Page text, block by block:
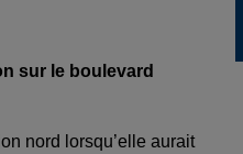
sur le boulevard
nord lorsqu’elle aurait